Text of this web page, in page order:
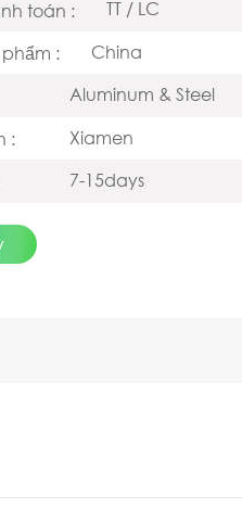
toán :
TT / LC
:
China
Aluminum & Steel
:
Xiamen
7-15days